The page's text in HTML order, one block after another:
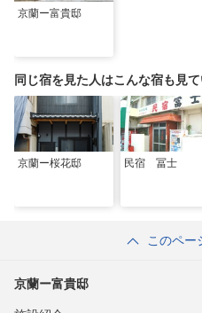
京蘭ー富貴邸
同じ宿を見た人はこんな宿も見
京蘭ー桜花邸 民宿 冨士
このペー
京蘭ー富貴邸